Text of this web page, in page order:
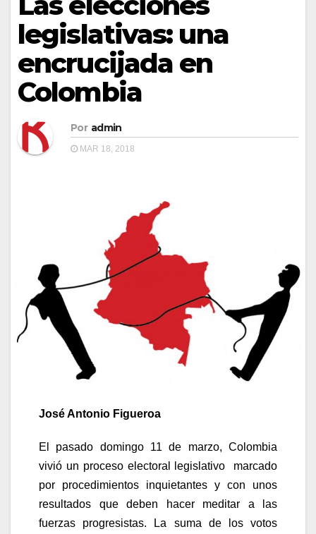
legislativas: una
encrucijada en
Colombia
Por admin
MAR 18, 2018
José Antonio Figueroa
El pasado domingo 11 de marzo, Colombia
vivió un proceso electoral legislativo marcado
por procedimientos inquietantes y con unos
resultados que deben hacer meditar a las
fuerzas progresistas. La suma de los votos